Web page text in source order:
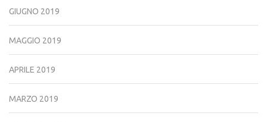
GIUGNO 2019
MAGGIO 2019
APRILE 2019
MARZO 2019